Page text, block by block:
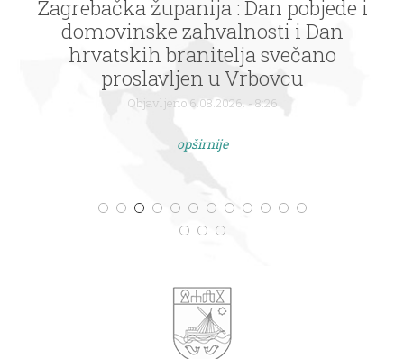
Zagrebačka županija : Dan pobjede i
domovinske zahvalnosti i Dan
hrvatskih branitelja svečano
proslavljen u Vrbovcu
Objavljeno 6.08.2026. - 8:26
opširnije